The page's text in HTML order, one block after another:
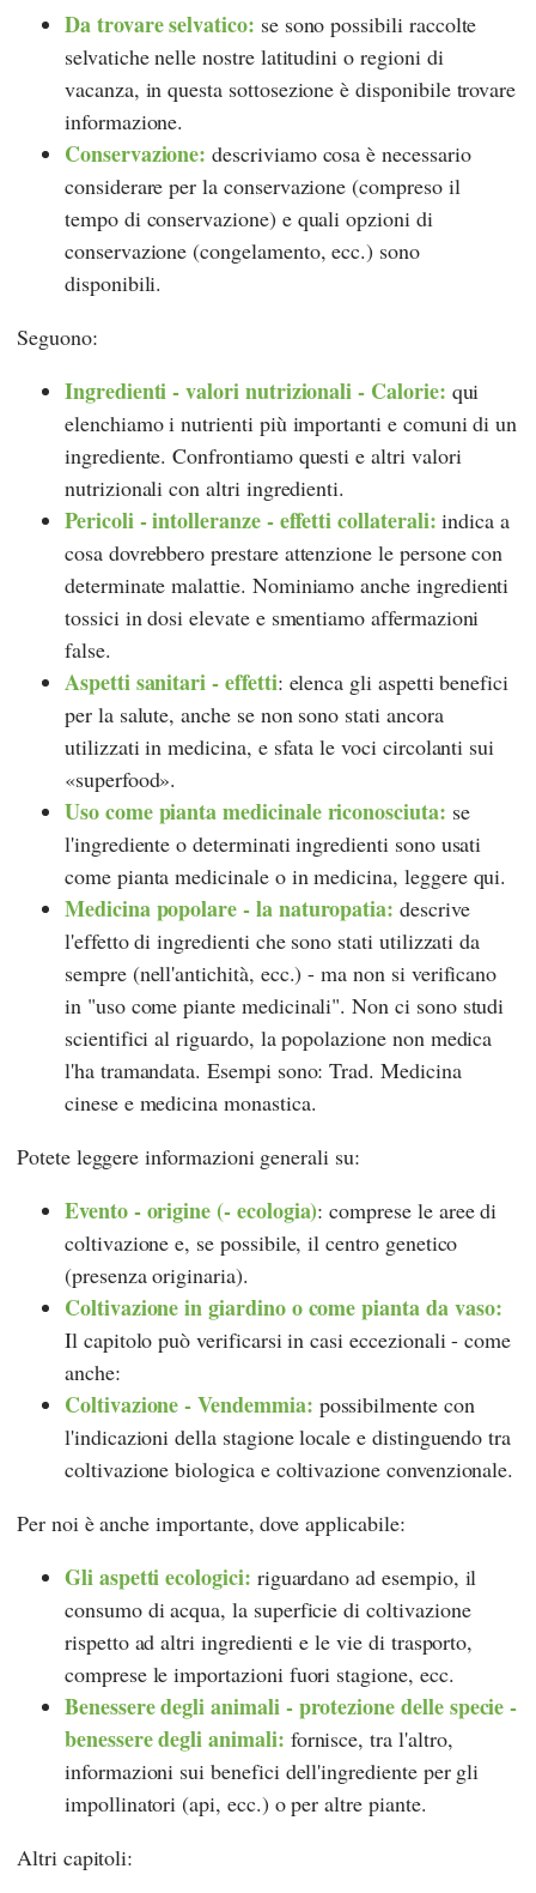
Da trovare selvatico: se sono possibili raccolte
selvatiche nelle nostre latitudini o regioni di
vacanza, in questa sottosezione è disponibile trovare
informazione.
Conservazione: descriviamo cosa è necessario
considerare per la conservazione (compreso il
tempo di conservazione) e quali opzioni di
conservazione (congelamento, ecc.) sono
disponibili.
Seguono:
Ingredienti - valori nutrizionali - Calorie: qui
elenchiamo i nutrienti più importanti e comuni di un
ingrediente. Confrontiamo questi e altri valori
nutrizionali con altri ingredienti.
Pericoli - intolleranze - effetti collaterali: indica a
cosa dovrebbero prestare attenzione le persone con
determinate malattie. Nominiamo anche ingredienti
tossici in dosi elevate e smentiamo affermazioni
false.
Aspetti sanitari - effetti: elenca gli aspetti benefici
per la salute, anche se non sono stati ancora
utilizzati in medicina, e sfata le voci circolanti sui
«superfood».
Uso come pianta medicinale riconosciuta: se
l'ingrediente o determinati ingredienti sono usati
come pianta medicinale o in medicina, leggere qui.
Medicina popolare - la naturopatia: descrive
l'effetto di ingredienti che sono stati utilizzati da
sempre (nell'antichità, ecc.) - ma non si verificano
in "uso come piante medicinali". Non ci sono studi
scientifici al riguardo, la popolazione non medica
l'ha tramandata. Esempi sono: Trad. Medicina
cinese e medicina monastica.
Potete leggere informazioni generali su:
Evento - origine (- ecologia): comprese le aree di
coltivazione e, se possibile, il centro genetico
(presenza originaria).
Coltivazione in giardino o come pianta da vaso:
Il capitolo può verificarsi in casi eccezionali - come
anche:
Coltivazione - Vendemmia: possibilmente con
l'indicazioni della stagione locale e distinguendo tra
coltivazione biologica e coltivazione convenzionale.
Per noi è anche importante, dove applicabile:
Gli aspetti ecologici: riguardano ad esempio, il
consumo di acqua, la superficie di coltivazione
rispetto ad altri ingredienti e le vie di trasporto,
comprese le importazioni fuori stagione, ecc.
Benessere degli animali - protezione delle specie -
benessere degli animali: fornisce, tra l'altro,
informazioni sui benefici dell'ingrediente per gli
impollinatori (api, ecc.) o per altre piante.
Altri capitoli: